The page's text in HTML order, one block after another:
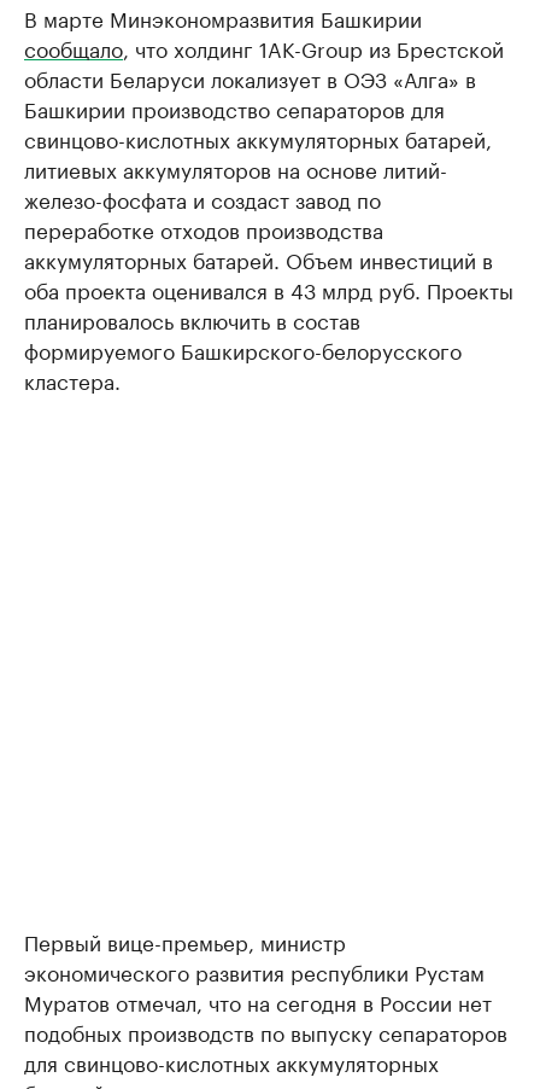
В марте Минэкономразвития Башкирии
сообщало, что холдинг 1AK-Group из Брестской
области Беларуси локализует в ОЭЗ «Алга» в
Башкирии производство сепараторов для
свинцово-кислотных аккумуляторных батарей,
литиевых аккумуляторов на основе литий-
железо-фосфата и создаст завод по
переработке отходов производства
аккумуляторных батарей. Объем инвестиций в
оба проекта оценивался в 43 млрд руб. Проекты
планировалось включить в состав
формируемого Башкирского-белорусского
кластера.
Первый вице-премьер, министр
экономического развития республики Рустам
Муратов отмечал, что на сегодня в России нет
подобных производств по выпуску сепараторов
для свинцово-кислотных аккумуляторных